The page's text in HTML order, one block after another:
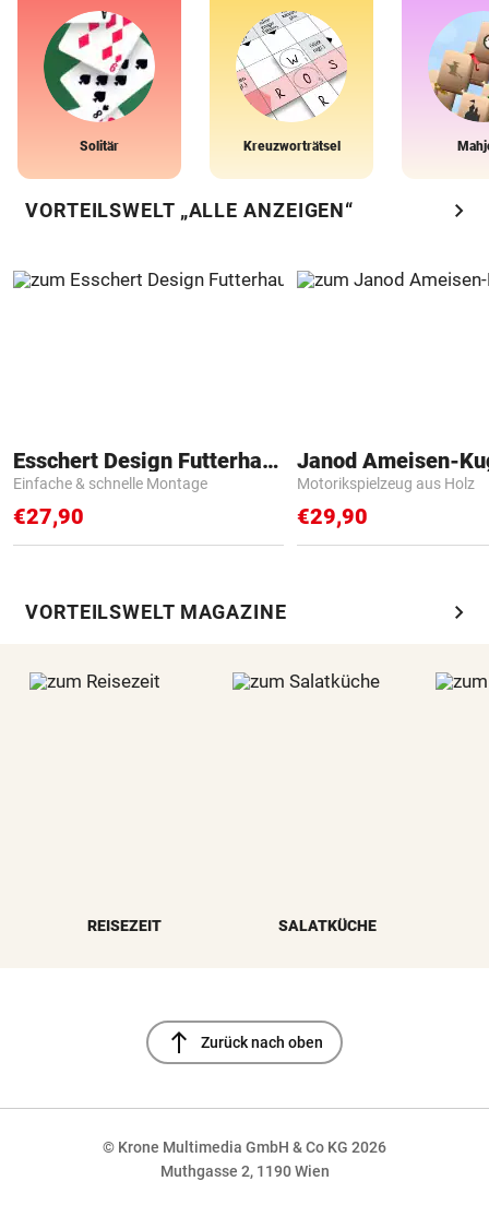
Solitär Kreuzworträtsel
VORTEILSWELT „ALLE ANZEIGEN“ chevron_right
Esschert Design Futterhaus
Einfache & schnelle Montage
€27,90
Janod Ameisen-
Motorikspielzeug aus Holz
€29,90
VORTEILSWELT MAGAZINE chevron_right
REISEZEIT SALATKÜCHE
north Zurück nach oben
© Krone Multimedia GmbH & Co KG 2026
Muthgasse 2, 1190 Wien